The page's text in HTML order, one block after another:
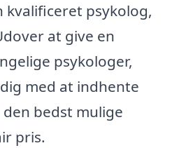
kvalificeret psykolog,
at give en
psykologer,
med at indhente
bedst mulige
pris.